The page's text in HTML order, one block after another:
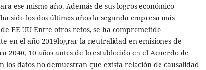
ese mismo año. Además de sus logros económico-
sido los dos últimos años la segunda empresa más
EE UU Entre otros retos, se ha comprometido
en el año 2019lograr la neutralidad en emisiones de
2040, 10 años antes de lo establecido en el Acuerdo de
los datos no demuestran que exista relación de causalidad